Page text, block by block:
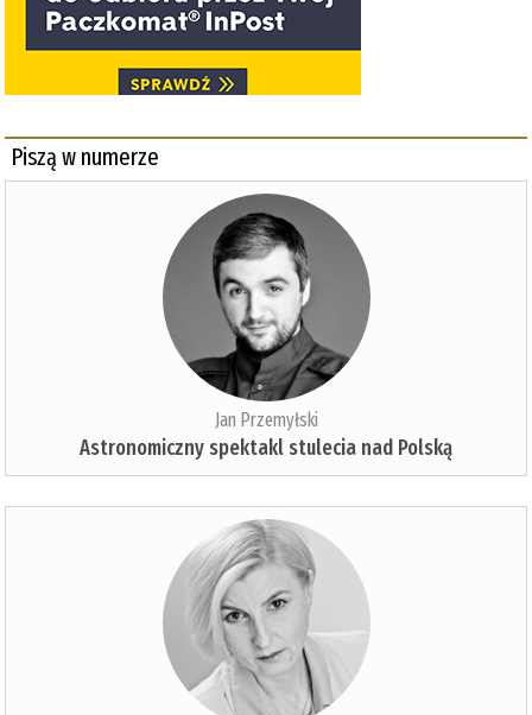
Piszą w numerze
Jan Przemyłski
Astronomiczny spektakl stulecia nad Polską